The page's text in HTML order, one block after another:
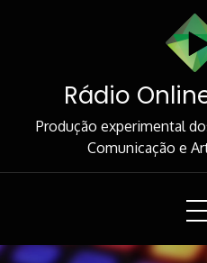
Rádio
Produção experimental
Comunicação e